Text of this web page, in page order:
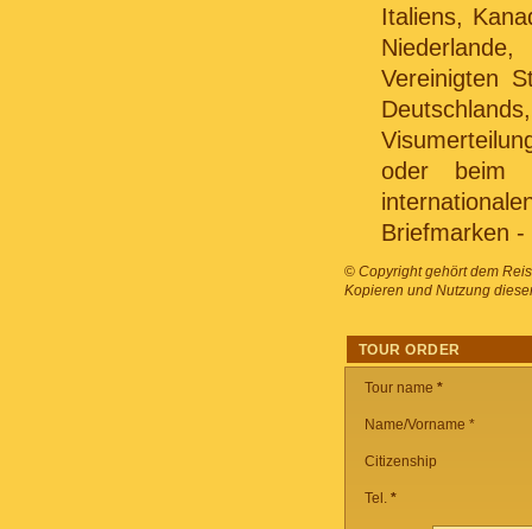
Italiens,
Vereinigten
oder beim
Briefmarken
© Copyright gehört dem
Kopieren und Nutzung
TOUR ORDER
Tour name *
Name/Vorname *
Citizenship
Tel. *